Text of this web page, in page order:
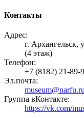
Контакты
Адрес:
г. Архангельск,
(4 этаж)
Телефон:
+7 (8182) 21-89-
Эл.почта:
museum@narfu.ru
Группа вКонтакте:
https://vk.com/